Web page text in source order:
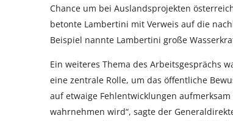
Chance um bei Auslandsprojekten
betonte Lambertini mit Verweis auf die
Beispiel nannte Lambertini große
Ein weiteres Thema des Arbeitsgesprächs
eine zentrale Rolle, um das öffentliche
auf etwaige Fehlentwicklungen
wahrnehmen wird“, sagte der